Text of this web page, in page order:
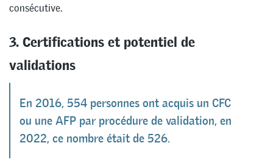
consécutive.
3. Certifications et potentiel de
validations
En 2016, 554 personnes ont acquis un CFC
ou une AFP par procédure de validation, en
2022, ce nombre était de 526.